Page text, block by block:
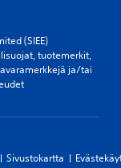
(SIEE)
tuotemerkit,
ja/tai
Sivustokartta